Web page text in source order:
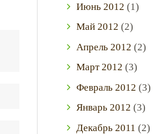
Июнь 2012 (1)
Май 2012 (2)
Апрель 2012 (2)
Март2012 (3)
Февраль 2012 (3)
Январь 2012 (3)
Декабрь 2011 (2)